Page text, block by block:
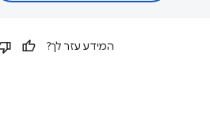
המידע עזר לך?